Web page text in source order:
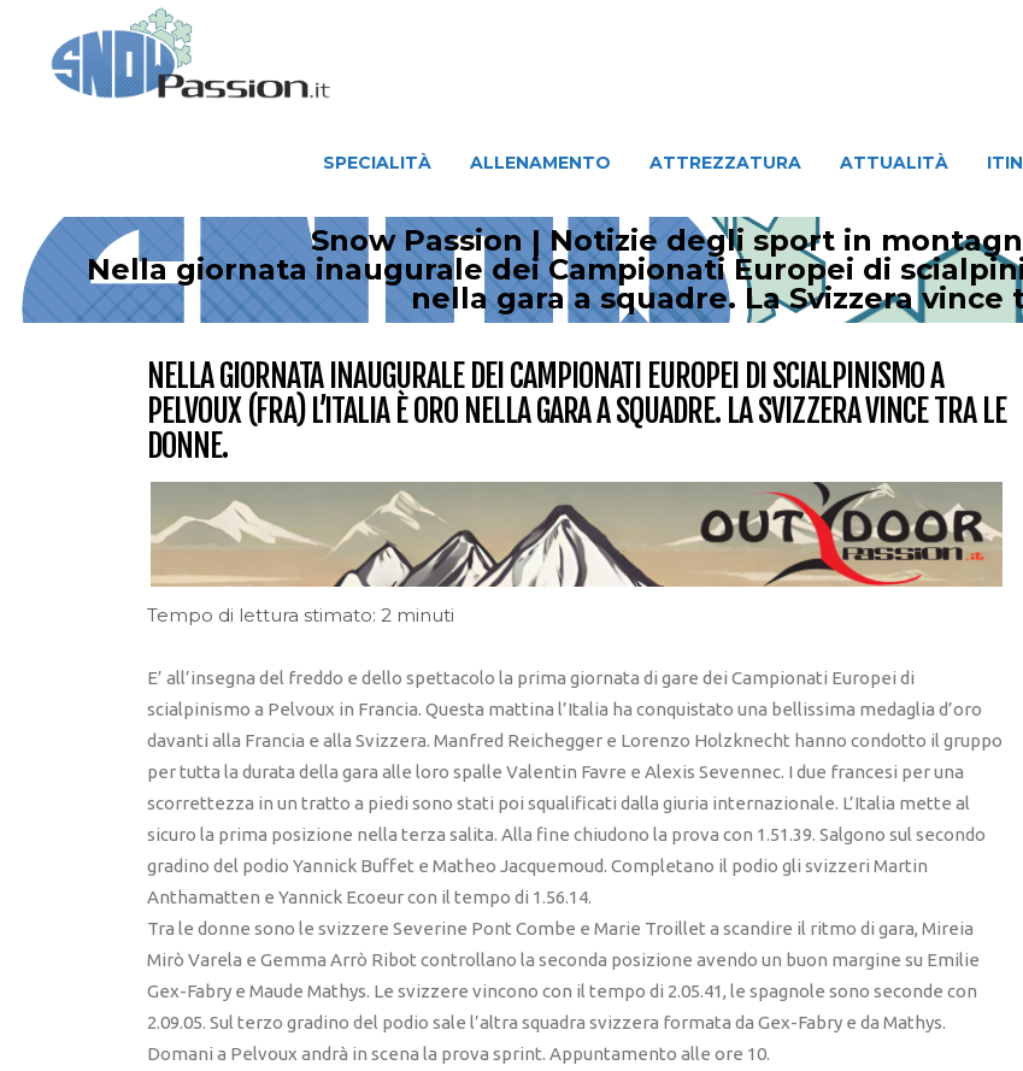
SPECIALITÀ ALLENAMENTO ATTREZZATURA ATTUALITÀ
Snow Passion | Notizie degli sport in
Nella giornata inaugurale dei Campionati Europei di
nella gara a squadre. La Svizzera vince
NELLA GIORNATA INAUGURALE DEI CAMPIONATI EUROPEI DI SCIALPINISMO A
PELVOUX (FRA) L’ITALIA È ORO NELLA GARA A SQUADRE. LA SVIZZERA VINCE TRA LE
DONNE.
Tempo di lettura stimato: 2 minuti
E’ all’insegna del freddo e dello spettacolo la prima giornata di gare dei Campionati Europei di
scialpinismo a Pelvoux in Francia. Questa mattina l’Italia ha conquistato una bellissima medaglia d’oro
davanti alla Francia e alla Svizzera. Manfred Reichegger e Lorenzo Holzknecht hanno condotto il gruppo
per tutta la durata della gara alle loro spalle Valentin Favre e Alexis Sevennec. I due francesi per una
scorrettezza in un tratto a piedi sono stati poi squalificati dalla giuria internazionale. L’Italia mette al
sicuro la prima posizione nella terza salita. Alla fine chiudono la prova con 1.51.39. Salgono sul secondo
gradino del podio Yannick Buffet e Matheo Jacquemoud. Completano il podio gli svizzeri Martin
Anthamatten e Yannick Ecoeur con il tempo di 1.56.14.
Tra le donne sono le svizzere Severine Pont Combe e Marie Troillet a scandire il ritmo di gara, Mireia
Mirò Varela e Gemma Arrò Ribot controllano la seconda posizione avendo un buon margine su Emilie
Gex-Fabry e Maude Mathys. Le svizzere vincono con il tempo di 2.05.41, le spagnole sono seconde con
2.09.05. Sul terzo gradino del podio sale l’altra squadra svizzera formata da Gex-Fabry e da Mathys.
Domani a Pelvoux andrà in scena la prova sprint. Appuntamento alle ore 10.